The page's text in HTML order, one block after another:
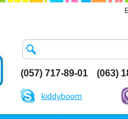
(057) 717-89-01 (063)
kiddyboom